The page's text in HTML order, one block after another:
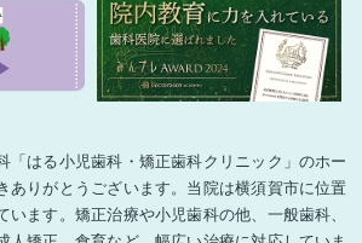
「はる小児歯科・矯正歯科クリニック」のホー
ありがとうございます。当院は横須賀市に位置
います。矯正治療や小児歯科の他、一般歯科、